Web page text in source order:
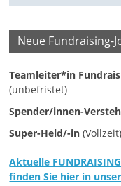
Neue Fundraising-
Teamleiter*in
(unbefristet)
Spender/innen-
Super-Held/-in (Vollzeit)
Aktuelle
finden Sie hier in